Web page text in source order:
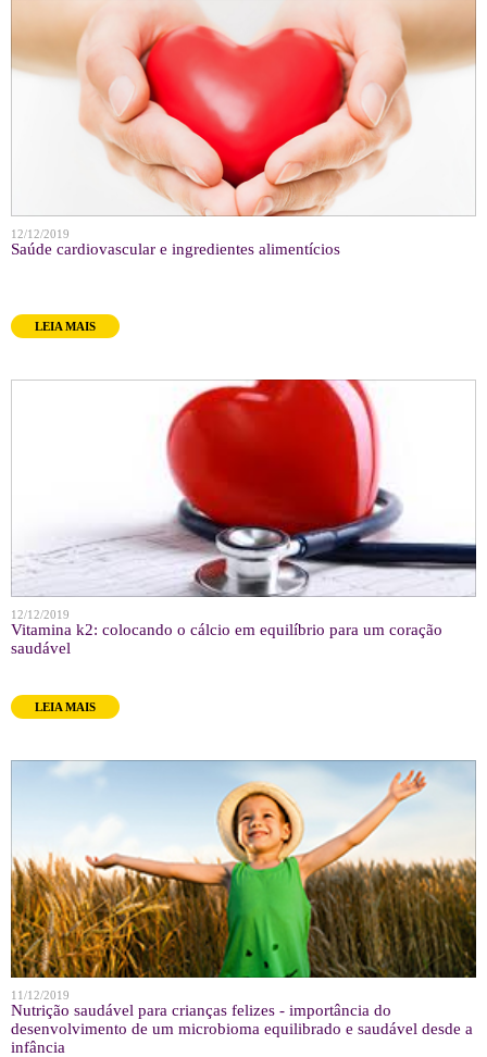
12/12/2019
Saúde cardiovascular e ingredientes alimentícios
LEIA MAIS
12/12/2019
Vitamina k2: colocando o cálcio em equilíbrio para um coração
saudável
LEIA MAIS
11/12/2019
Nutrição saudável para crianças felizes - importância do
desenvolvimento de um microbioma equilibrado e saudável desde a
infância